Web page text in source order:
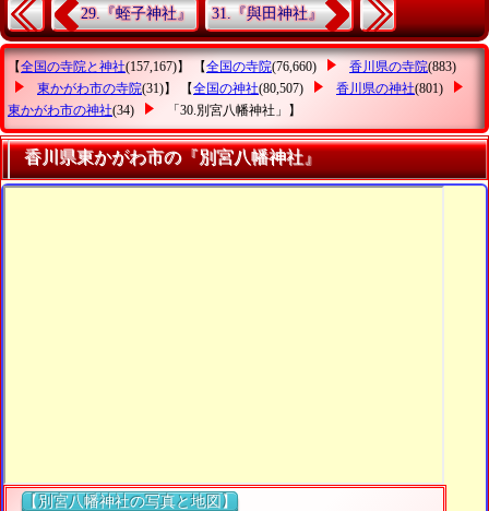
29.『蛭子神社』 31.『與田神社』
【全国の寺院と神社(157,167)】 【全国の寺院(76,660) 香川県の寺院(883)
東かがわ市の寺院(31)】 【全国の神社(80,507) 香川県の神社(801)
東かがわ市の神社(34) 「30.別宮八幡神社」 】
香川県東かがわ市の『別宮八幡神社』
【別宮八幡神社の写真と地図】